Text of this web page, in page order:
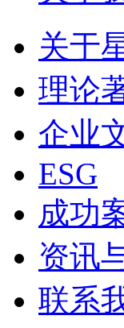
关于
理论
企业
ESG
成功
资讯
联系